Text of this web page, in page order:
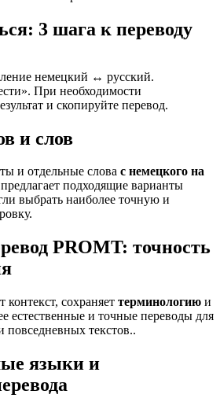
3 шага к переводу
немецкий ↔ русский.
При необходимости
и скопируйте перевод.
и слов
и отдельные слова с немецкого на
предлагает подходящие варианты
выбрать наиболее точную и
PROMT: точность
контекст, сохраняет терминологию и
естественные и точные переводы для
повседневных текстов..
языки и